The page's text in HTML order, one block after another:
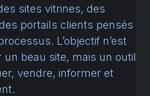
sites vitrines, des
portails clients pensés
L’objectif n’est
un beau site, mais un outil
vendre, informer et